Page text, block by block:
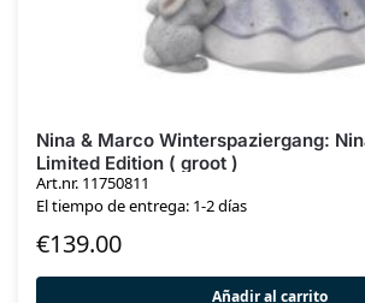
Nina & Marco Winterspaziergang:
Limited Edition ( groot )
Art.nr. 11750811
El tiempo de entrega: 1-2 días
€139.00
Añadir al carrito